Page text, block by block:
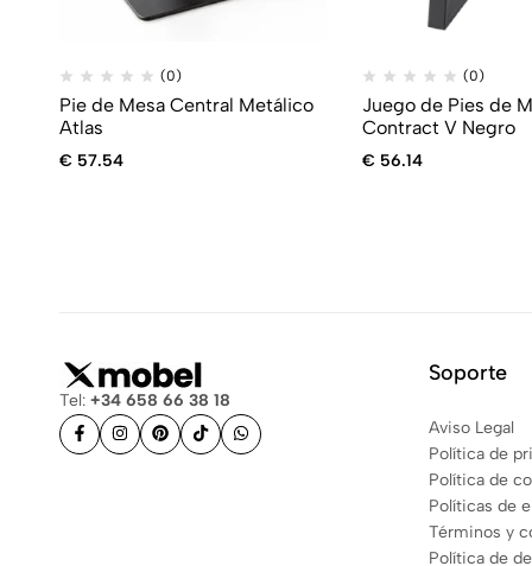
(0)
Pie de Mesa Central Metálico
Atlas
€ 57.54
(0)
Juego de Pies de
Contract V Negro
€ 56.14
Tel: +34 658 66 38 18
Soporte
Aviso Legal
Política de
Política de
Políticas de
Términos y
Política de